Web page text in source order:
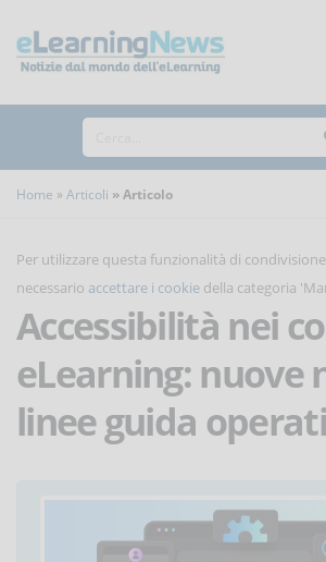
Home Articoli Articolo
Per utilizzare questa funzionalità di
necessario accettare i cookie della categoria
Accessibilità nei
eLearning: nuove
linee guida